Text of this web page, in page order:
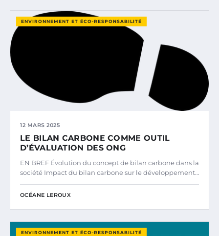
ENVIRONNEMENT ET ÉCO-RESPONSABILITÉ
12 MARS 2025
LE BILAN CARBONE COMME OUTIL
D’ÉVALUATION DES ONG
EN BREF Évolution du concept de bilan carbone dans la
société Impact du bilan carbone sur le développement…
OCÉANE LEROUX
ENVIRONNEMENT ET ÉCO-RESPONSABILITÉ